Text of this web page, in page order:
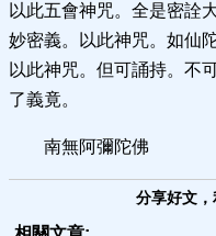
以此五會神咒。全是密詮
妙密義。以此神咒。如仙
以此神咒。但可誦持。不
了義竟。
南無阿彌陀佛
分享好文